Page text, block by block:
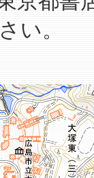
い。